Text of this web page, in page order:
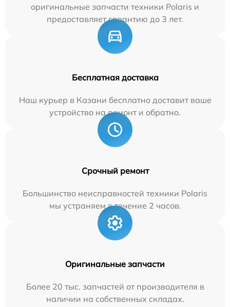
оригинальные запчасти техники Polaris и
предоставляет гарантию до 3 лет.
Бесплатная доставка
Наш курьер в Казани бесплатно доставит ваше
устройство на ремонт и обратно.
Срочный ремонт
Большинство неисправностей техники Polaris
мы устраняем в течение 2 часов.
Оригинальные запчасти
Более 20 тыс. запчастей от производителя в
наличии на собственных складах.